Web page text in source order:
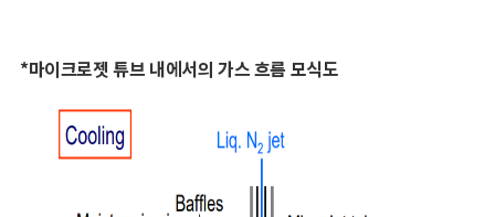
*마이크로젯 튜브 내에서의 가스 흐름 모식도